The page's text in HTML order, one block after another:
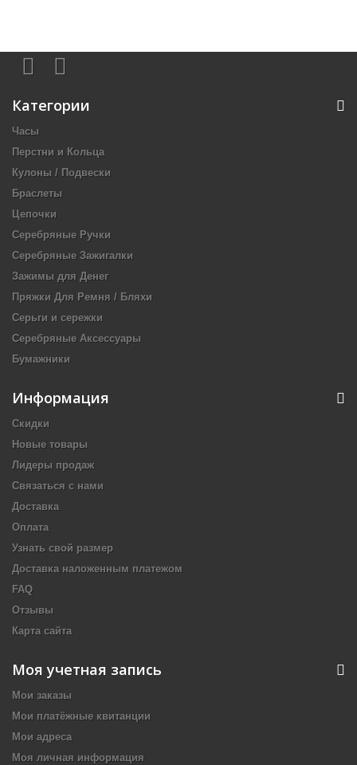
Категории
Часы
Перстни и Кольца
Кулоны / Подвески
Браслеты
Цепочки
Серебряные Ручки
Серебряные Зажигалки
Зажимы для Денег
Пряжки Для Ремня / Бляхи
Серьги и сережки
Серебряные Аксессуары
Бумажники
Информация
Скидки
Новые товары
Лидеры продаж
Связаться с нами
Доставка
Оплата
Узнать свой размер
Доставка наложенным платежом
FAQ
Отзывы
Карта сайта
Моя учетная запись
Мои заказы
Мои платёжные квитанции
Мои адреса
Моя личная информация